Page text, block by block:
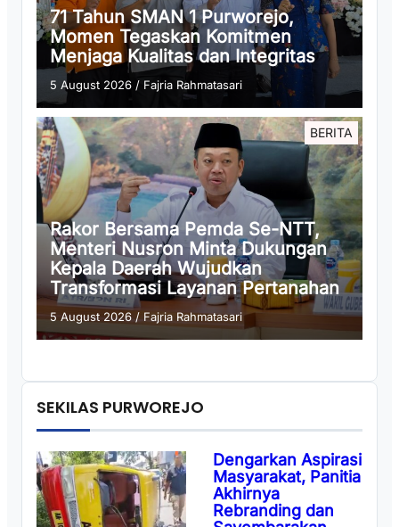
71 Tahun SMAN 1 Purworejo,
Momen Tegaskan Komitmen
Menjaga Kualitas dan Integritas
5 August 2026 / Fajria Rahmatasari
BERITA
Rakor Bersama Pemda Se-NTT,
Menteri Nusron Minta Dukungan
Kepala Daerah Wujudkan
Transformasi Layanan Pertanahan
5 August 2026/Fajria Rahmatasari
SEKILAS PURWOREJO
Dengarkan Aspirasi
Masyarakat, Panitia
Akhirnya
Rebranding dan